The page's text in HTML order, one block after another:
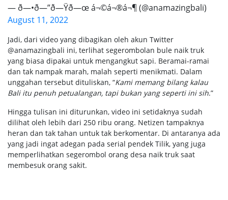
— ð—•ð—”ð—Ÿð—œ á¬©á¬®á¬¶ (@anamazingbali)
August 11, 2022
Jadi, dari video yang dibagikan oleh akun Twitter
@anamazingbali ini, terlihat segerombolan bule naik truk
yang biasa dipakai untuk mengangkut sapi. Beramai-ramai
dan tak nampak marah, malah seperti menikmati. Dalam
unggahan tersebut dituliskan, “Kami memang bilang kalau
Bali itu penuh petualangan, tapi bukan yang seperti ini sih.”
Hingga tulisan ini diturunkan, video ini setidaknya sudah
dilihat oleh lebih dari 250 ribu orang. Netizen tampaknya
heran dan tak tahan untuk tak berkomentar. Di antaranya ada
yang jadi ingat adegan pada serial pendek Tilik, yang juga
memperlihatkan segerombol orang desa naik truk saat
membesuk orang sakit.